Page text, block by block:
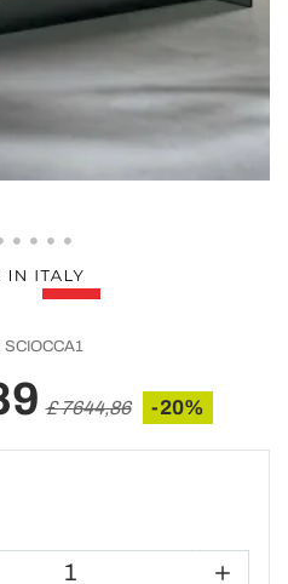
SCIOCCA1
£ 7644,86 -20%